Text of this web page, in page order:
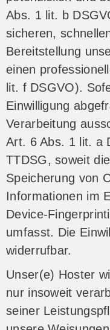
Abs. 1 lit. b
sicheren,
Bereitstellung
einen
lit. f DSGVO).
Einwilligung
Verarbeitung
Art. 6 Abs. 1 lit. a
TTDSG, soweit
Speicherung von
Informationen im
Device-
umfasst. Die
widerrufbar.
Unser(e) Hoster
nur insoweit
seiner